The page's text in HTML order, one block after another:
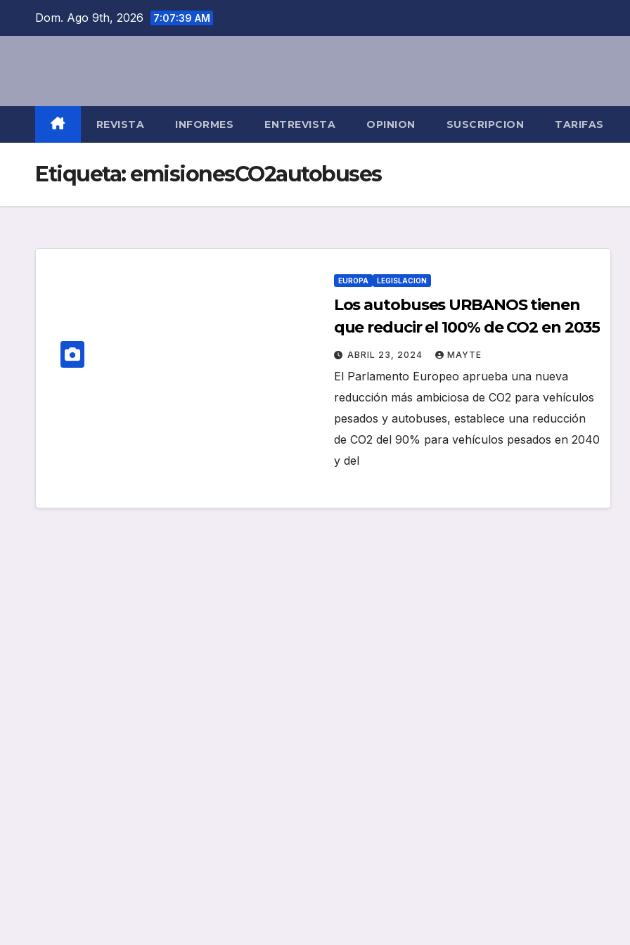
Dom. Ago 9th, 2026 7:07:40 AM
REVISTA INFORMES ENTREVISTA OPINION SUSCRIPCION TARIFAS
Etiqueta:emisionesCO2autobuses
EUROPA LEGISLACION
Los autobuses URBANOS tienen
que reducir el 100% de CO2 en 2035
ABRIL 23, 2024 MAYTE
El Parlamento Europeo aprueba una nueva
reducción más ambiciosa de CO2 para vehículos
pesados y autobuses, establece una reducción
de CO2 del 90% para vehículos pesados en 2040
y del